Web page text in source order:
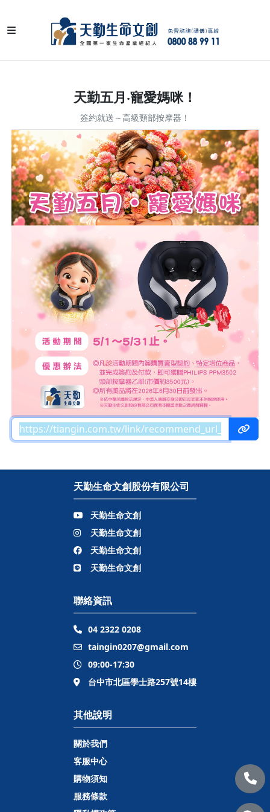
天勤五月‧寵愛媽咪！
簽約就送～高級頸部按摩器！
天勤生命文創股份有限公司
天勤生命文創
天勤生命文創
天勤生命文創
天勤生命文創
聯絡資訊
04 2322 0208
taingin0207@gmail.com
09:00-17:30
台中市北區學士路257號14樓
其他說明
關於我們
客服中心
購物須知
服務條款